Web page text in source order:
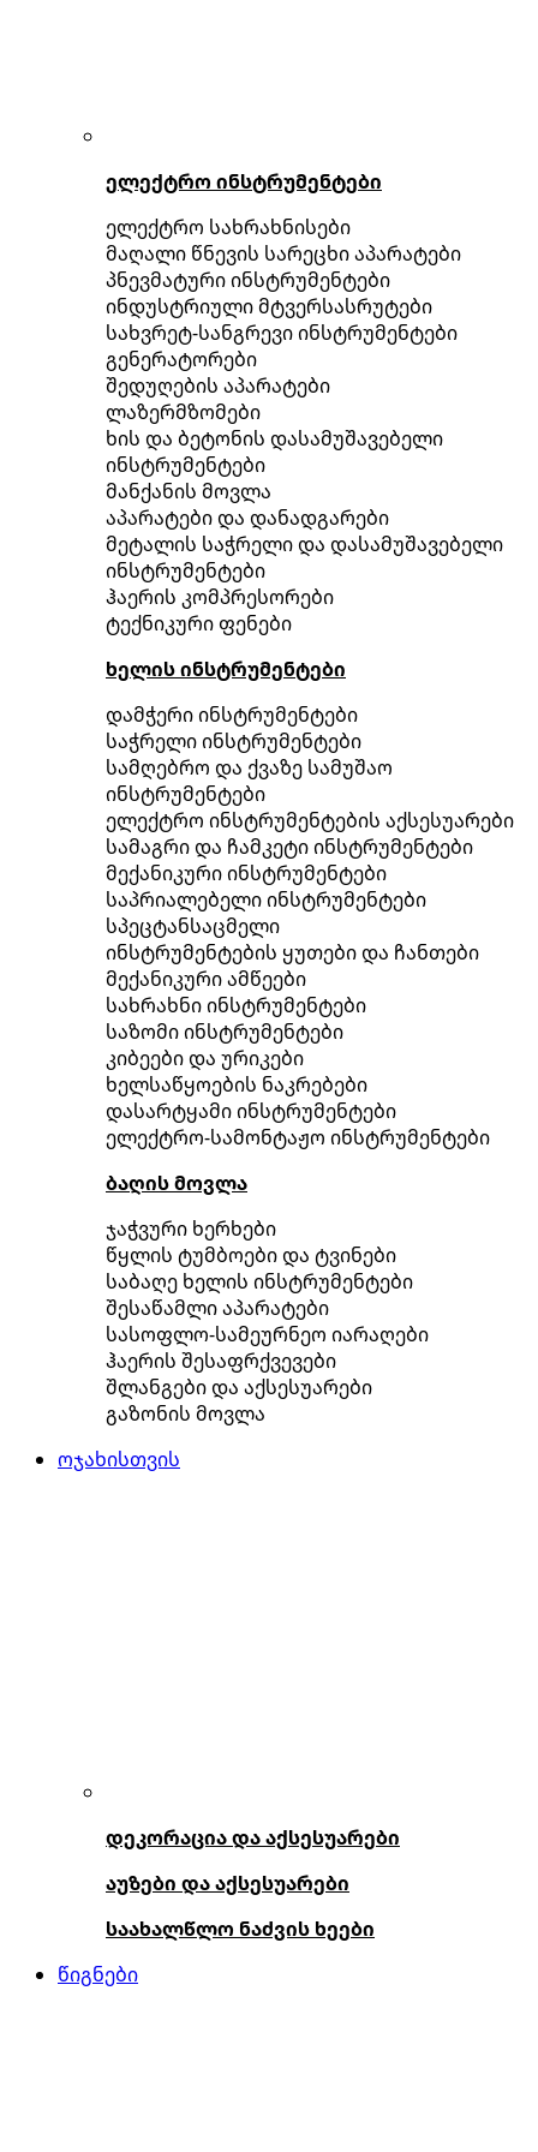
ელექტრო ინსტრუმენტები
ელექტრო სახრახნისები
მაღალი წნევის სარეცხი აპარატები
პნევმატური ინსტრუმენტები
ინდუსტრიული მტვერსასრუტები
სახვრეტ-სანგრევი ინსტრუმენტები
გენერატორები
შედუღების აპარატები
ლაზერმზომები
ხის და ბეტონის დასამუშავებელი
ინსტრუმენტები
მანქანის მოვლა
აპარატები და დანადგარები
მეტალის საჭრელი და დასამუშავებელი
ინსტრუმენტები
ჰაერის კომპრესორები
ტექნიკური ფენები
ხელის ინსტრუმენტები
დამჭერი ინსტრუმენტები
საჭრელი ინსტრუმენტები
სამღებრო და ქვაზე სამუშაო
ინსტრუმენტები
ელექტრო ინსტრუმენტების აქსესუარები
სამაგრი და ჩამკეტი ინსტრუმენტები
მექანიკური ინსტრუმენტები
საპრიალებელი ინსტრუმენტები
სპეცტანსაცმელი
ინსტრუმენტების ყუთები და ჩანთები
მექანიკური ამწეები
სახრახნი ინსტრუმენტები
საზომი ინსტრუმენტები
კიბეები და ურიკები
ხელსაწყოების ნაკრებები
დასარტყამი ინსტრუმენტები
ელექტრო-სამონტაჟო ინსტრუმენტები
ბაღის მოვლა
ჯაჭვური ხერხები
წყლის ტუმბოები და ტვინები
საბაღე ხელის ინსტრუმენტები
შესაწამლი აპარატები
სასოფლო-სამეურნეო იარაღები
ჰაერის შესაფრქვევები
შლანგები და აქსესუარები
გაზონის მოვლა
ოჯახისთვის
დეკორაცია და აქსესუარები
აუზები და აქსესუარები
საახალწლო ნაძვის ხეები
წიგნები